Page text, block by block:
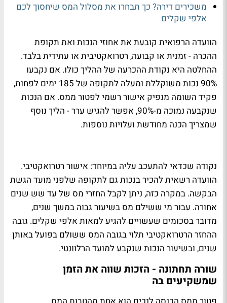
משכירים דירה? כך תבחרו את מסלול המס שיחסוך לכם
אלפי שקלים
הוועדה הרפואית קובעת את אחוזי הנכות ואת תקופת
ההכרה - זמנית או קבועה, רטרואקטיבית או עתידית בלבד.
ההחלטה היא נקודת ההכרעה של ההליך כולו. אם נקבעו
90% נכות משוקללת ומעלה לתקופה של 185 ימים לפחות,
פקיד השומה מנפיק אישור רשמי לפטור ממס. אם הנכות
שנקבעה נמוכה מ-90%, אפשר להגיש ערר - הליך נוסף
שמצריך הכנה מחודשת ועלויות נוספות.
נקודה שכדאי להתעכב עליה במיוחד: אישור רטרואקטיבי.
הוועדה רשאית להכיר בנכות גם לתקופה שלפני מועד הגשת
הבקשה. במקרה כזה, ניתן לקבל החזרי מס של עד שש שנים
אחורה. עבור מי ששילם מס בשיעור גבוה במשך שנים,
מדובר בסכומים שעשויים להגיע למאות אלפי שקלים. גובה
ההחזר הרטרואקטיבי תלוי בגובה המס ששולם בפועל באותן
שנים, ובשיעור הנכות שנקבע למועד הרלוונטי.
שורה תחתונה - הזכות שווה את הזמן
שמשקיעים בה